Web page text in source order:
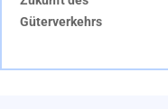
Güterverkehrs